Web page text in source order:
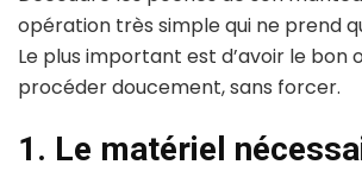
opération très simple qui ne prend
Le plus important est d’avoir le bon
procéder doucement, sans forcer.
1. Le matériel